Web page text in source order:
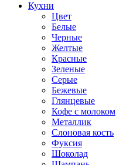
Кухни
Цвет
Белые
Черные
Желтые
Красные
Зеленые
Серые
Бежевые
Глянцевые
Кофе с молоком
Металлик
Слоновая кость
Фуксия
Шоколад